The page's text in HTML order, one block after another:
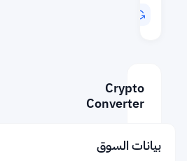
Crypto
Converter
بيانات السوق